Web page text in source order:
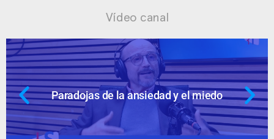
Vídeo canal
miedo Ansiedad: supuestos